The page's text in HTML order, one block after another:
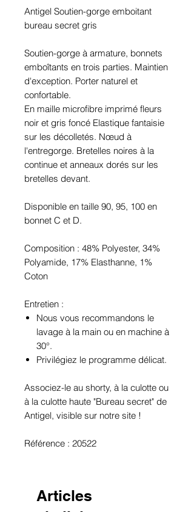
Antigel Soutien-gorge emboitant
bureau secret gris
Soutien-gorge à armature, bonnets
emboîtants en trois parties. Maintien
d'exception. Porter naturel et
confortable.
En maille microfibre imprimé fleurs
noir et gris foncé Elastique fantaisie
sur les décolletés. Nœud à
l'entregorge. Bretelles noires à la
continue et anneaux dorés sur les
bretelles devant.
Disponible en taille 90, 95, 100 en
bonnet C et D.
Composition : 48% Polyester, 34%
Polyamide, 17% Elasthanne, 1%
Coton
Entretien :
Nous vous recommandons le
lavage à la main ou en machine à
30°.
Privilégiez le programme délicat.
Associez-le au shorty, à la culotte ou
à la culotte haute "Bureau secret" de
Antigel, visible sur notre site !
Référence : 20522
Articles